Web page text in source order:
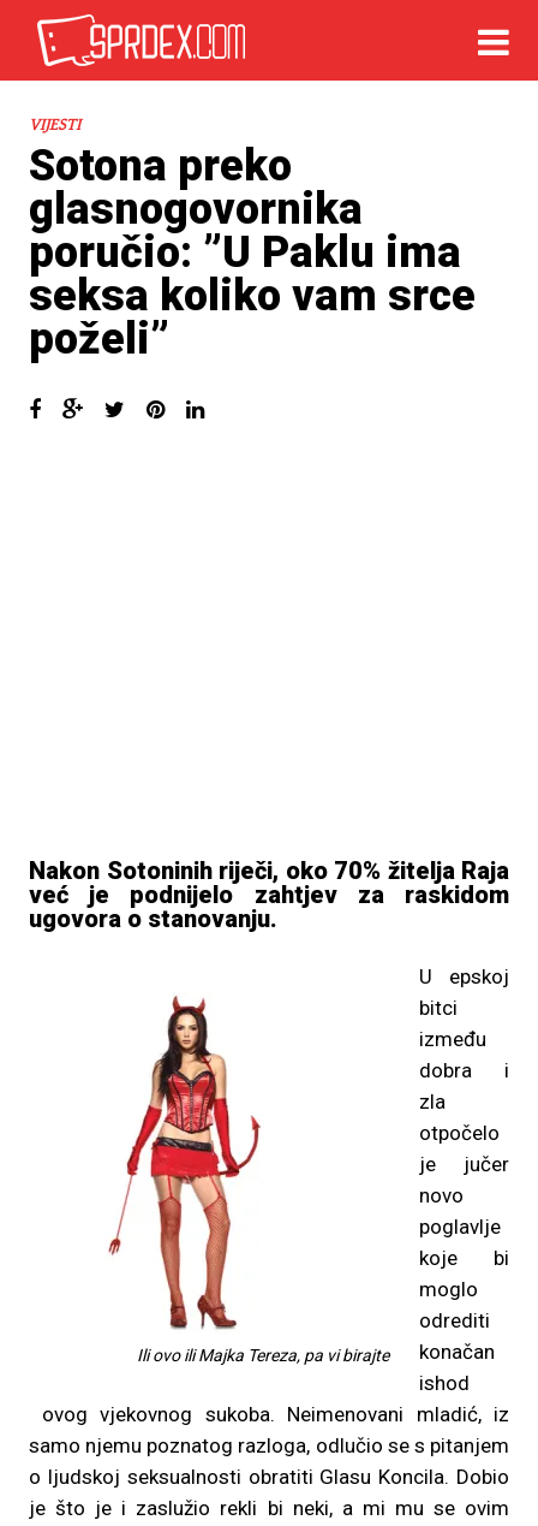
VIJESTI
Sotona preko
glasnogovornika
poručio: ”U Paklu ima
seksa koliko vam srce
poželi”
Nakon Sotoninih riječi, oko 70% žitelja Raja
već je podnijelo zahtjev za raskidom
ugovora o stanovanju.
Ili ovo ili Majka Tereza, pa vi birajte
U epskoj
bitci
između
dobra i
zla
otpočelo
je jučer
novo
poglavlje
koje bi
moglo
odrediti
konačan
ishod
ovog vjekovnog sukoba. Neimenovani mladić, iz
samo njemu poznatog razloga, odlučio se s pitanjem
o ljudskoj seksualnosti obratiti Glasu Koncila. Dobio
je što je i zaslužio rekli bi neki, a mi mu se ovim